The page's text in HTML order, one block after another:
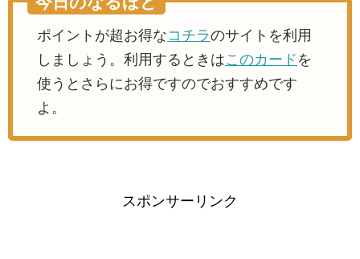
ポイントが超お得なコチラのサイトを利用
しましょう。利用するときはこのカード を
使うとさらにお得ですのでおすすめです
よ。
スポンサーリンク